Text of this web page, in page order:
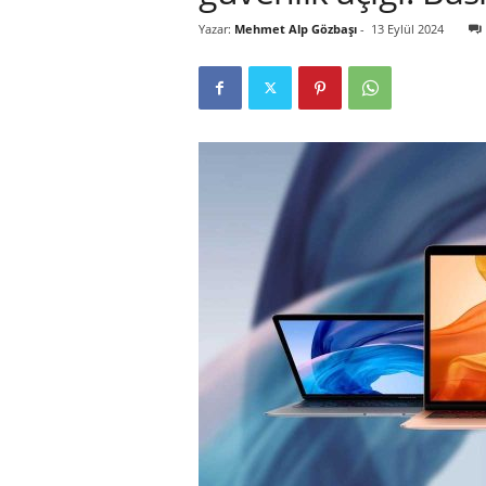
i
E
m
a
Yazar: Mehmet Alp Gözbaşı- 13 Eylül 2024